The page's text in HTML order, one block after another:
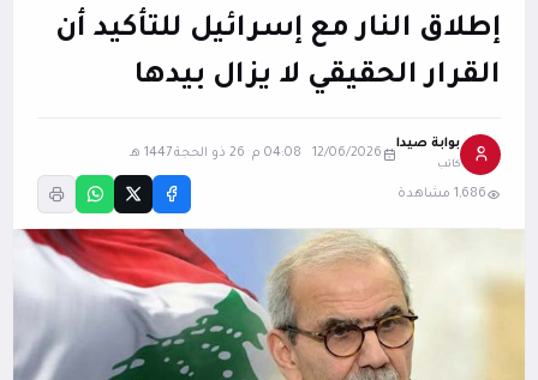
إطلاق النار مع إسرائيل للتأكيد أن
القرار الحقيقي لا يزال بيدها
بوابة صيدا
كاتب
12/06/2026 04:08 م 26 ذو الحجة 1447 هـ
1,686 مشاهدة